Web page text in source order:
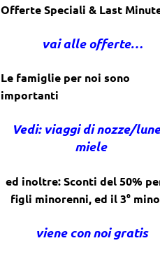
Offerte Speciali & Last
vai alle offerte…
Le famiglie per noi sono
importanti
Vedi: viaggi di nozze/
miele
ed inoltre: Sconti del 50%
figli minorenni, ed il 3°
viene con noi gratis